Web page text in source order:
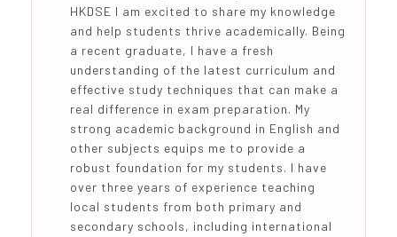
HKDSE I am excited to share my knowledge
and help students thrive academically. Being
a recent graduate, I have a fresh
understanding of the latest curriculum and
effective study techniques that can make a
real difference in exam preparation. My
strong academic background in English and
other subjects equips me to provide a
robust foundation for my students. I have
over three years of experience teaching
local students from both primary and
secondary schools, including international